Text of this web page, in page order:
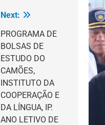
Next:
PROGRAMA DE
BOLSAS DE
ESTUDO DO
CAMÕES,
INSTITUTO DA
COOPERAÇÃO E
DA LÍNGUA, IP.
ANO LETIVO DE